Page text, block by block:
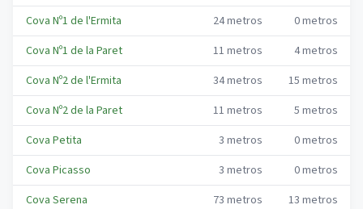
Cova Nº1 de l'Ermita
24metros 0metros
Cova Nº1 de la Paret
11 metros 4metros
Cova Nº2 de l'Ermita
34metros 15 metros
Cova Nº2 de la Paret
11 metros 5 metros
Cova Petita
3 metros 0metros
Cova Picasso
3 metros 0metros
Cova Serena
73 metros 13 metros